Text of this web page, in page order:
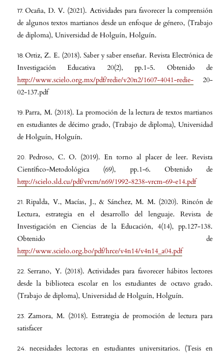
Ocaña, D. V. (2021). Actividades para favorecer la comprensión
de algunos textos martianos desde un enfoque de género, (Trabajo
de diploma), Universidad de Holguín, Holguín.
Ortiz, Z. E. (2018). Saber y saber enseñar. Revista Electrónica de
Investigación Educativa 20(2), pp.1-5. Obtenido de
http://www.scielo.org.mx/pdf/redie/v20n2/1607-4041-redie- 20-
02-137.pdf
Parra, M. (2018). La promoción de la lectura de textos martianos
en estudiantes de décimo grado, (Trabajo de diploma), Universidad
de Holguín, Holguín.
Pedroso, C. O. (2019). En torno al placer de leer. Revista
Científico-Metodológica (69), pp.1-6. Obtenido de
http://scielo.sld.cu/pdf/vrcm/n69/1992-8238-vrcm-69-e14.pdf
Ripalda, V., Macías, J., & Sánchez, M. M. (2020). Rincón de
Lectura, estrategia en el desarrollo del lenguaje. Revista de
Investigación en Ciencias de la Educación, 4(14), pp.127-138.
Obtenido de
http://www.scielo.org.bo/pdf/hrce/v4n14/v4n14_a04.pdf
Serrano, Y. (2018). Actividades para favorecer hábitos lectores
desde la biblioteca escolar en los estudiantes de octavo grado.
(Trabajo de diploma), Universidad de Holguín, Holguín.
Zamora, M. (2018). Estrategia de promoción de lectura para
satisfacer
necesidades lectoras en estudiantes universitarios. (Tesis en